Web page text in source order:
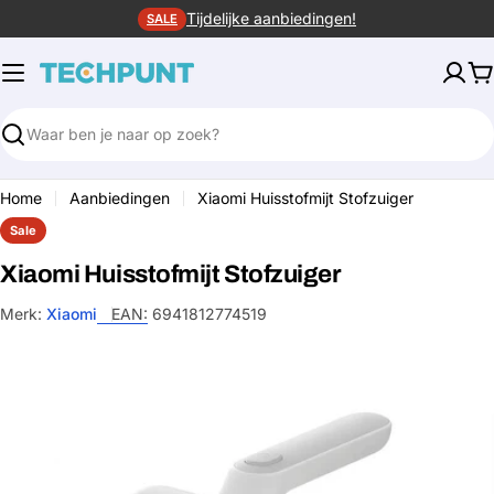
naar
inhoud
SALE Tijdelijke aanbiedingen!
Zoeken
Home Aanbiedingen Xiaomi Huisstofmijt Stofzuiger
Sale
Xiaomi Huisstofmijt Stofzuiger
Merk: Xiaomi EAN: 6941812774519